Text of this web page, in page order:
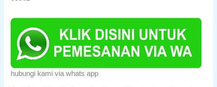
hubungi kami via whats app